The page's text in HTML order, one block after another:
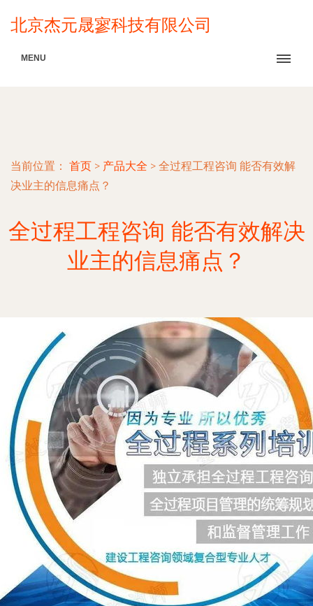
北京杰元晟寥科技有限公司
MENU
当前位置： 首页 > 产品大全 > 全过程工程咨询 能否有效解
决业主的信息痛点？
全过程工程咨询 能否有效解决
业主的信息痛点？